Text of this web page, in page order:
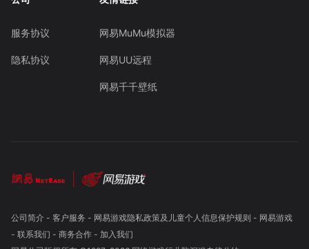
服务协议
隐私协议
网易MuMu模拟器
网易UU远程
网易千千壁纸
公司简介- 客户服务 - 网易游戏隐私政策及儿童个人信息保护规则 - 网易游戏
- 联系我们 - 商务合作- 加入我们